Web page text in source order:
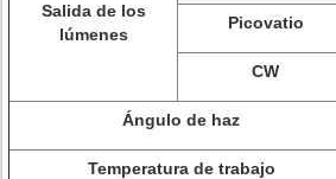
Salida de los
lúmenes
Picovatio
CW
Ángulo de haz
Temperatura de trabajo